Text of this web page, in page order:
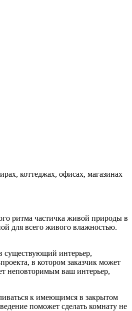
коттеджах, офисах, магазинах
ритма частичка живой природы в
для всего живого влажностью.
существующий интерьер,
в котором заказчик может
неповторимым ваш интерьер,
к имеющимся в закрытом
поможет сделать комнату не